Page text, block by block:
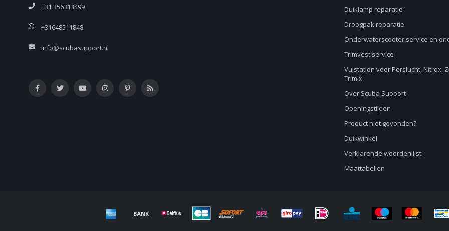
+31 356313499
+31648511848
info@scubasupport.nl
Duiklamp reparatie
Droogpak reparatie
Onderwaterscooter service en
Trimvest service
Vulstation voor Perslucht, Nitrox,
Trimix
Over Scuba Support
Openingstijden
Product niet gevonden?
Duikwinkel
Verklarende woordenlijst
Maattabellen